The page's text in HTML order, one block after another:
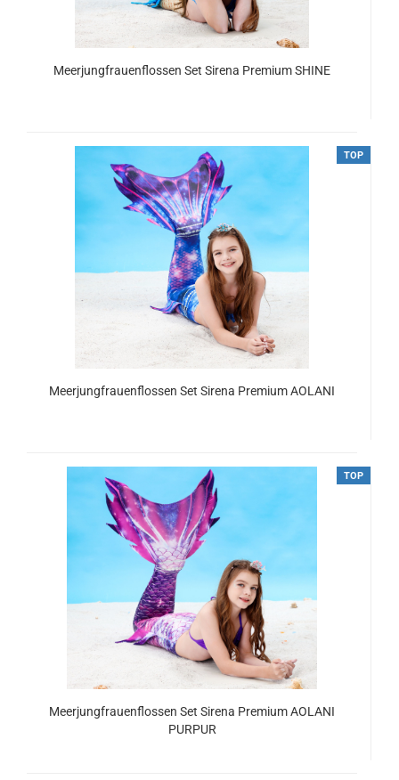
Meerjungfrauenflossen Set Sirena Premium SHINE
ab 134,00 EUR TOP
Meerjungfrauenflossen Set Sirena Premium AOLANI
ab 134,00 EUR TOP
Meerjungfrauenflossen Set Sirena Premium AOLANI
PURPUR